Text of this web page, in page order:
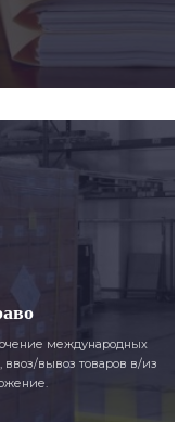
международных
ввоз/вывоз товаров в/из